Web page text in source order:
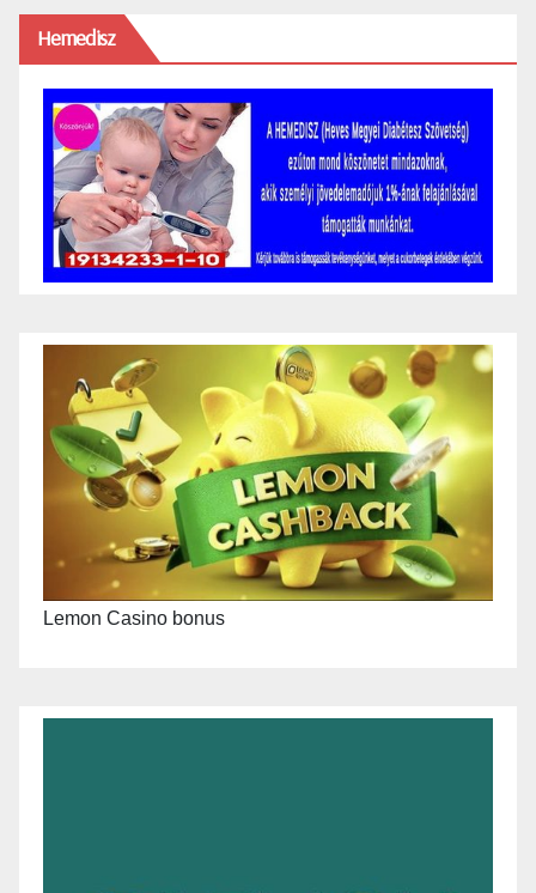
Hemedisz
Lemon Casino bonus